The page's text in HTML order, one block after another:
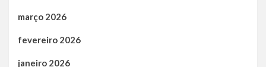
março 2026
fevereiro 2026
janeiro 2026